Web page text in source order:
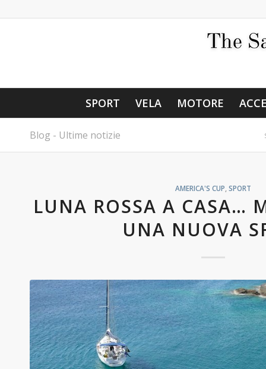
SPORT VELA MOTORE
Blog - Ultime notizie
AMERICA'S CUP ,SPORT
LUNA ROSSA A CASA…
UNA NUOVA